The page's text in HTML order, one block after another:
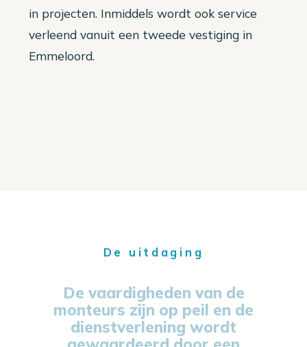
in projecten. Inmiddels wordt ook service
verleend vanuit een tweede vestiging in
Emmeloord.
De uitdaging
De vaardigheden van de
monteurs zijn op peil en de
dienstverlening wordt